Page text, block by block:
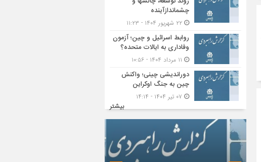
چشماندازآینده
روابط اسرائیل و چین؛ آزمون
وفاداری به ایالات متحده؟
دوراندیشی چینی؛ واکنش
چین به جنگ اوکراین
بیشتر